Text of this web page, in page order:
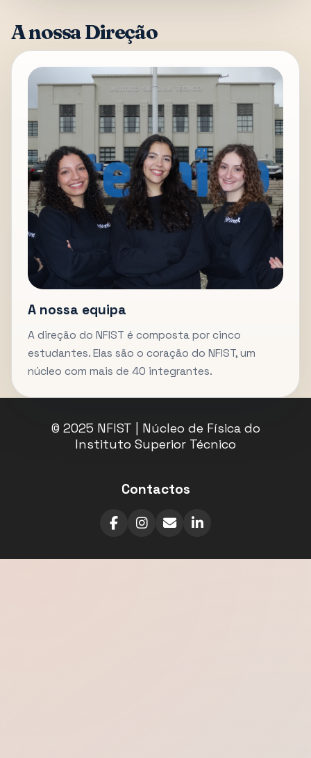
A nossa Direção
A nossa equipa
A direção do NFIST é composta por cinco
estudantes. Elas são o coração do NFIST, um
núcleo com mais de 40 integrantes.
© 2025 NFIST | Núcleo de Física do
Instituto Superior Técnico
Contactos